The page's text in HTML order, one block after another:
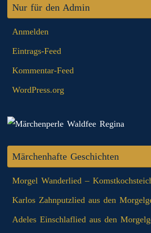
Nur für den Admin
Anmelden
Eintrags-Feed
Kommentar-Feed
WordPress.org
Märchenhafte Geschichten
Morgel Wanderlied –
Karlos Zahnputzlied aus den
Adeles Einschlaflied aus den